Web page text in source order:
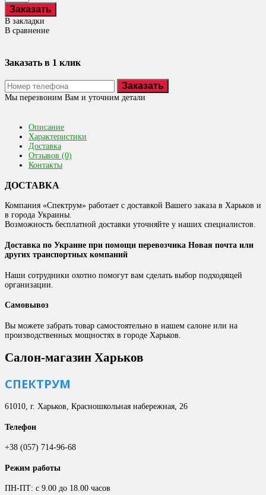
В закладки
В сравнение
Заказать в 1 клик
Заказать
Мы перезвоним Вам и уточним детали
Описание
Характеристики
Доставка
Отзывов (0)
Контакты
ДОСТАВКА
Компания «Спектрум» работает с доставкой Вашего заказа в Харьков и
в города Украины.
Возможность бесплатной доставки уточняйте у наших специалистов.
Доставка по Украине при помощи перевозчика Новая почта или
других транспортных компаний
Наши сотрудники охотно помогут вам сделать выбор подходящей
организации.
Самовывоз
Вы можете забрать товар самостоятельно в нашем салоне или на
производственных мощностях в городе Харьков.
Салон-магазин Харьков
СПЕКТРУМ
61010, г. Харьков, Красношкольная набережная, 26
Телефон
+38 (057) 714-96-68
Режим работы
ПН-ПТ: с 9.00 до 18.00 часов